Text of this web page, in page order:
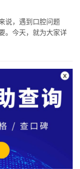
说，遇到口腔问题
。今天，就为大家详